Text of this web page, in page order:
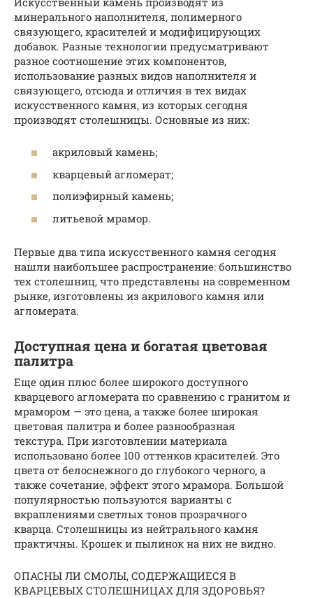
минерального наполнителя, полимерного
связующего, красителей и модифицирующих
добавок. Разные технологии предусматривают
разное соотношение этих компонентов,
использование разных видов наполнителя и
связующего, отсюда и отличия в тех видах
искусственного камня, из которых сегодня
производят столешницы. Основные из них:
акриловый камень;
кварцевый агломерат;
полиэфирный камень;
литьевой мрамор.
Первые два типа искусственного камня сегодня
нашли наибольшее распространение: большинство
тех столешниц, что представлены на современном
рынке, изготовлены из акрилового камня или
агломерата.
Доступная цена и богатая цветовая
палитра
Еще один плюс более широкого доступного
кварцевого агломерата по сравнению с гранитом и
мрамором — это цена, а также более широкая
цветовая палитра и более разнообразная
текстура. При изготовлении материала
использовано более 100 оттенков красителей. Это
цвета от белоснежного до глубокого черного, а
также сочетание, эффект этого мрамора. Большой
популярностью пользуются варианты с
вкраплениями светлых тонов прозрачного
кварца. Столешницы из нейтрального камня
практичны. Крошек и пылинок на них не видно.
ОПАСНЫ ЛИ СМОЛЫ, СОДЕРЖАЩИЕСЯ В
КВАРЦЕВЫХ СТОЛЕШНИЦАХ ДЛЯ ЗДОРОВЬЯ?